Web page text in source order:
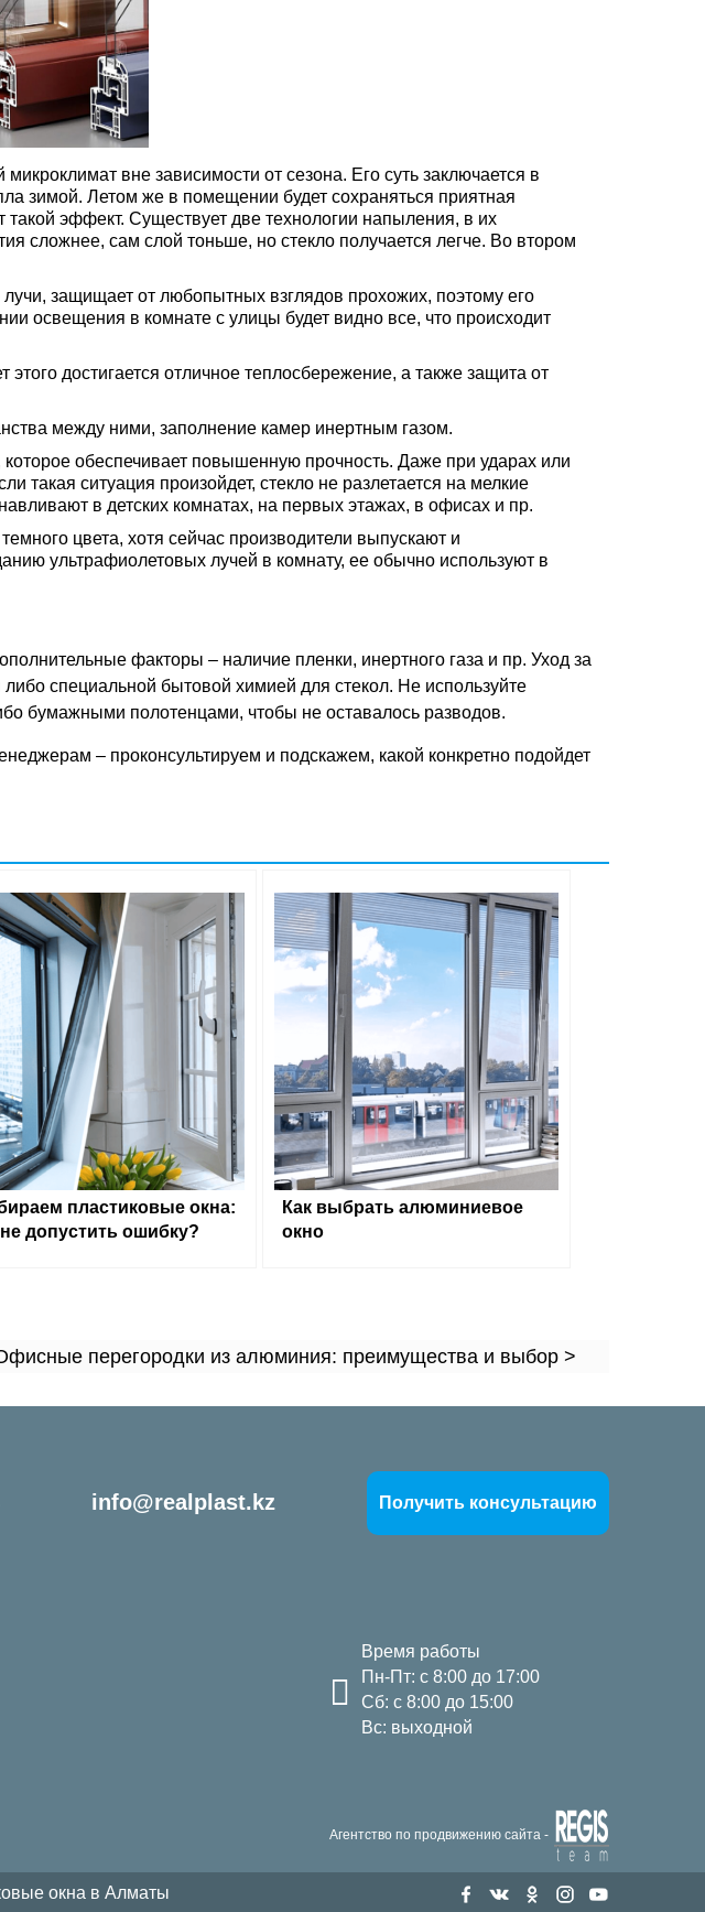
вне зависимости от сезона. Его суть заключается в
зимой. Летом же в помещении будет сохраняться приятная
эффект. Существует две технологии напыления, в их
сложнее, сам слой тоньше, но стекло получается легче. Во втором
защищает от любопытных взглядов прохожих, поэтому его
освещения в комнате с улицы будет видно все, что происходит
достигается отличное теплосбережение, а также защита от
между ними, заполнение камер инертным газом.
обеспечивает повышенную прочность. Даже при ударах или
такая ситуация произойдет, стекло не разлетается на мелкие
в детских комнатах, на первых этажах, в офисах и пр.
цвета, хотя сейчас производители выпускают и
ультрафиолетовых лучей в комнату, ее обычно используют в
факторы – наличие пленки, инертного газа и пр. Уход за
специальной бытовой химией для стекол. Не используйте
бумажными полотенцами, чтобы не оставалось разводов.
– проконсультируем и подскажем, какой конкретно подойдет
пластиковые окна:
не допустить ошибку?
Как выбрать алюминиевое
окно
перегородки из алюминия: преимущества и выбор >
info@realplast.kz Получить консультацию
Время работы
Пн-Пт: с 8:00 до 17:00
Сб: с 8:00 до 15:00
Вс: выходной
Агентство по продвижению сайта -
окна в Алматы